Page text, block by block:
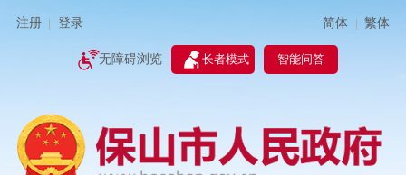
注册 登录 简体 | 繁体
无障碍浏览 长者模式 智能问答